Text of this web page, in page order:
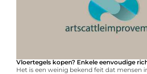
Vloertegels kopen? Enkele eenvoudige
Het is een weinig bekend feit dat mensen